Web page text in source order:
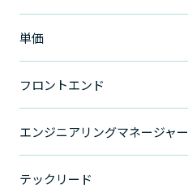
単価
フロントエンド
エンジニアリングマネージャー
テックリード